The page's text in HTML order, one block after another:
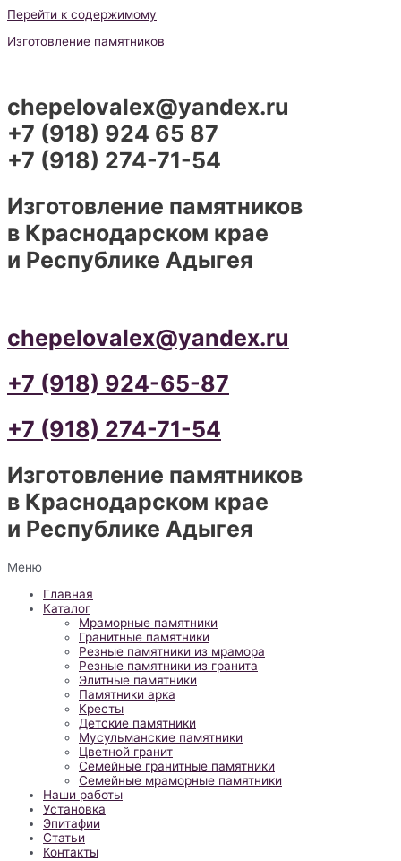
Перейти к содержимому
Изготовление памятников
chepelovalex@yandex.ru
+7 (918) 924 65 87
+7 (918) 274-71-54
Изготовление памятников
в Краснодарском крае
и Республике Адыгея
chepelovalex@yandex.ru
+7 (918) 924-65-87
+7 (918) 274-71-54
Изготовление памятников
в Краснодарском крае
и Республике Адыгея
Меню
Главная
Каталог
Мраморные памятники
Гранитные памятники
Резные памятники из мрамора
Резные памятники из гранита
Элитные памятники
Памятники арка
Кресты
Детские памятники
Мусульманские памятники
Цветной гранит
Семейные гранитные памятники
Семейные мраморные памятники
Наши работы
Установка
Эпитафии
Статьи
Контакты